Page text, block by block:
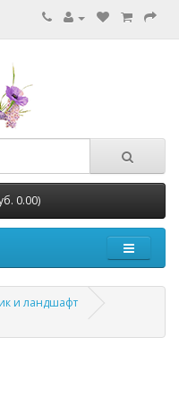
0.00)
и ландшафт